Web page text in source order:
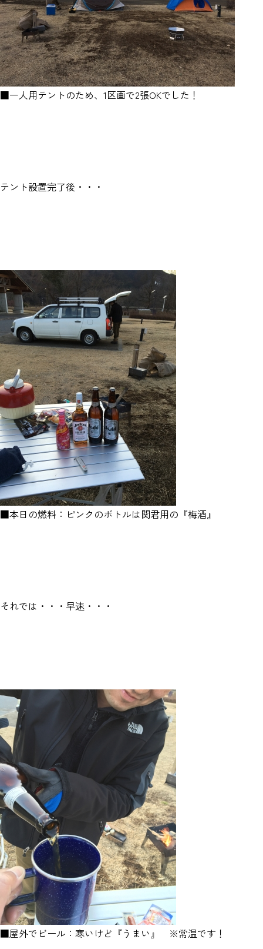
■一人用テントのため、1区画で2張OKでした！
テント設置完了後・・・
■本日の燃料：ピンクのボトルは関君用の『梅酒』
それでは・・・早速・・・
■屋外でビール：寒いけど『うまい』 ※常温です！